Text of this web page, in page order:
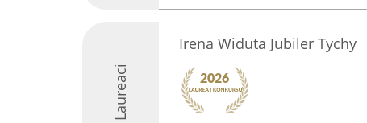
Laureaci
Irena Widuta Jubiler Tychy